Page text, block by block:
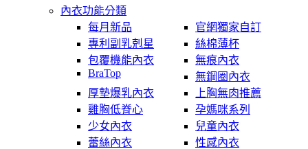
內衣功能分類
每月新品
官網獨家自訂
專利副乳剋星
絲棉薄杯
包覆機能內衣
無痕內衣
BraTop
無鋼圈內衣
厚墊爆乳內衣
上胸無肉推薦
雞胸低脊心
孕媽咪系列
少女內衣
兒童內衣
蕾絲內衣
性感內衣